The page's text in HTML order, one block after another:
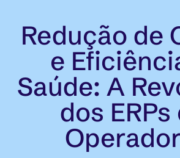
Redução de
e
Saúde: A
dos ERPs